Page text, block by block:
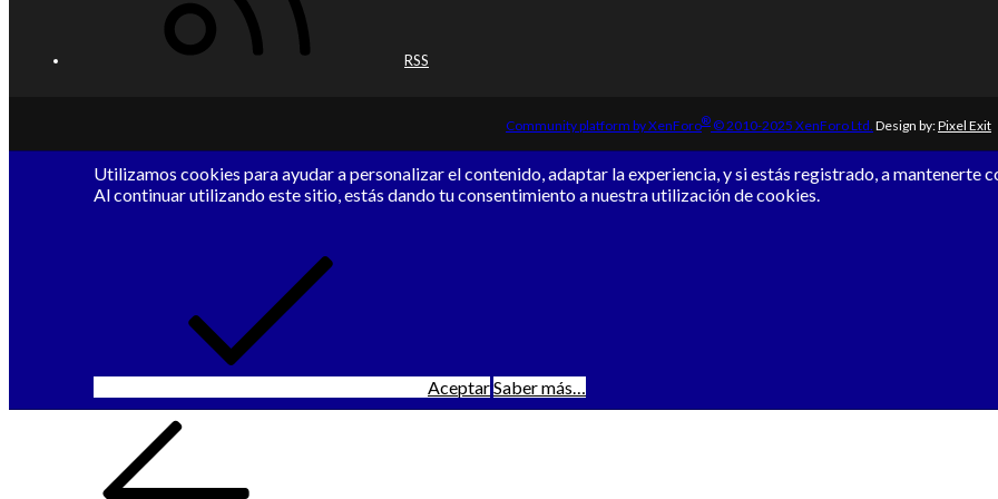
RSS
Community platform by XenForo®© 2010-2025 XenForo Ltd. Design by:Pixel Exit
Utilizamos cookies para ayudar a personalizar el contenido, adaptar la experiencia, y si estás registrado, a mantenerte
Al continuar utilizando este sitio, estás dando tu consentimiento a nuestra utilización de cookies.
AceptarSaber más…